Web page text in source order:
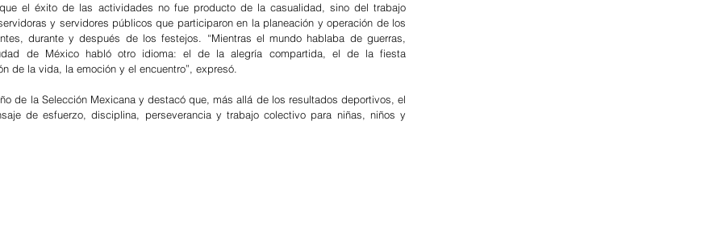
el éxito de las actividades no fue producto de la casualidad, sino del trabajo
y servidores públicos que participaron en la planeación y operación de los
durante y después de los festejos. “Mientras el mundo hablaba de guerras,
de México habló otro idioma: el de la alegría compartida, el de la fiesta
de la vida, la emoción y el encuentro”, expresó.
de la Selección Mexicana y destacó que, más allá de los resultados deportivos, el
de esfuerzo, disciplina, perseverancia y trabajo colectivo para niñas, niños y